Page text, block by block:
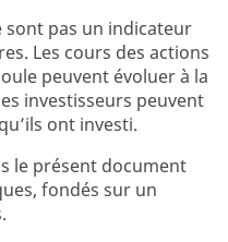
sont pas un indicateur
Les cours des actions
peuvent évoluer à la
investisseurs peuvent
ont investi.
le présent document
fondés sur un